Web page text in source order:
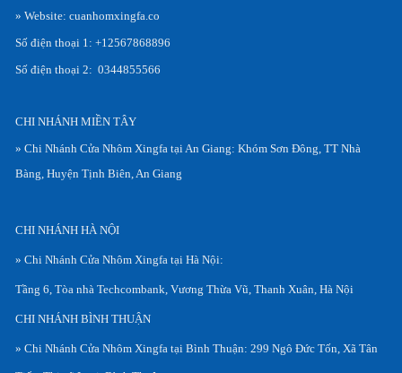
» Website: cuanhomxingfa.co
Số điện thoại 1: +12567868896
Số điện thoại 2: 0344855566
CHI NHÁNH MIỀN TÂY
» Chi Nhánh Cửa Nhôm Xingfa tại An Giang: Khóm Sơn Đông, TT Nhà
Bàng, Huyện Tịnh Biên, An Giang
CHI NHÁNH HÀ NỘI
» Chi Nhánh Cửa Nhôm Xingfa tại Hà Nội:
Tầng 6, Tòa nhà Techcombank, Vương Thừa Vũ, Thanh Xuân, Hà Nội
CHI NHÁNH BÌNH THUẬN
» Chi Nhánh Cửa Nhôm Xingfa tại Bình Thuận: 299 Ngô Đức Tốn, Xã Tân